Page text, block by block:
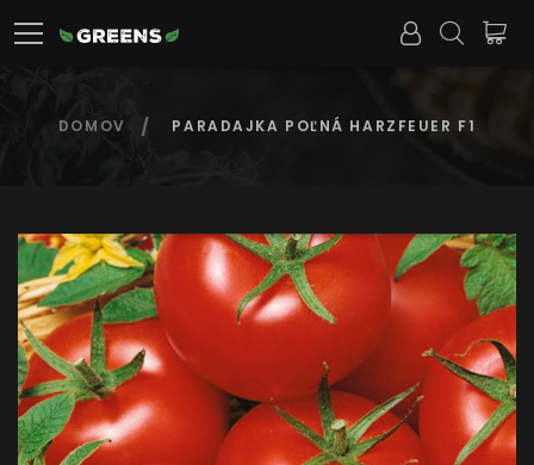
DOMOV PARADAJKA POĽNÁ HARZFEUER F1